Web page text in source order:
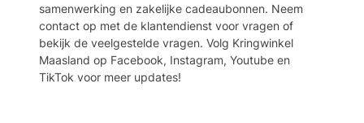
samenwerking en zakelijke cadeaubonnen. Neem
contact op met de klantendienst voor vragen of
bekijk de veelgestelde vragen. Volg Kringwinkel
Maasland op Facebook, Instagram, Youtube en
TikTok voor meer updates!